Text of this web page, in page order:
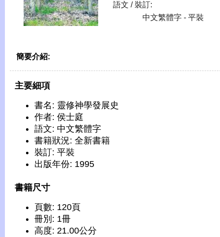
語文 / 裝訂:
中文繁體字 - 平裝
簡要介紹:
主要細項
書名: 靈修神學發展史
作者: 侯士庭
語文: 中文繁體字
書籍狀況: 全新書籍
裝訂: 平裝
出版年份: 1995
書籍尺寸
頁數: 120頁
冊別: 1冊
高度: 21.00公分